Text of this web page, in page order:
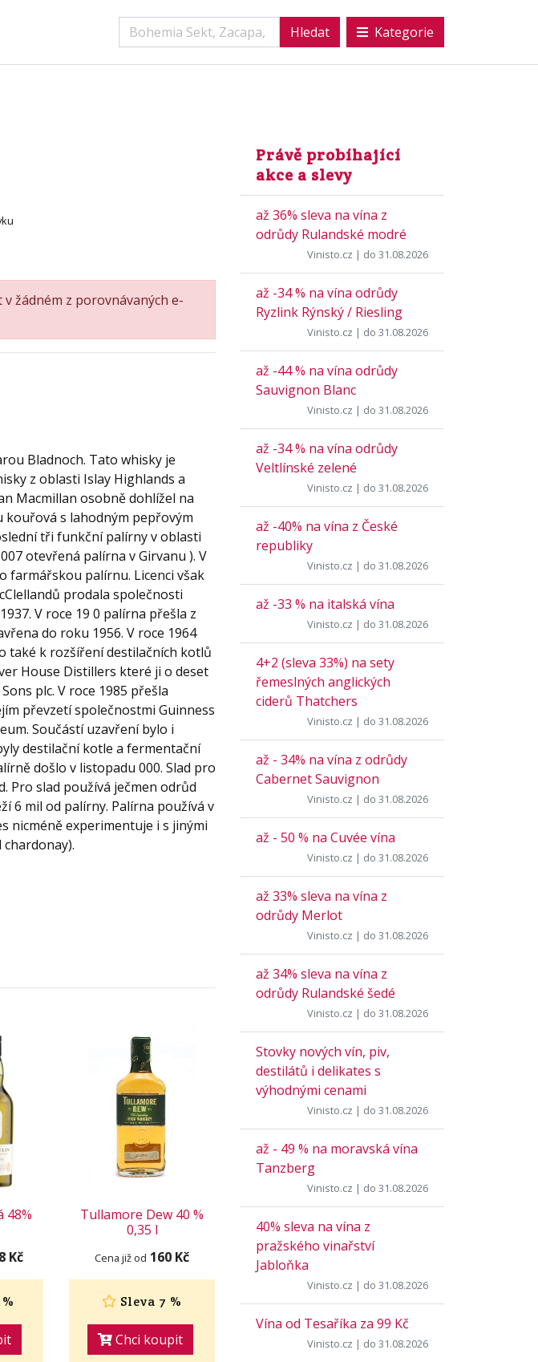
Kategorie
žádném z porovnávaných e-
Bladnoch. Tato whisky je
z oblasti Islay Highlands a
Macmillan osobně dohlížel na
kouřová s lahodným pepřovým
tři funkční palírny v oblasti
otevřená palírna v Girvanu ). V
farmářskou palírnu. Licenci však
prodala společnosti
V roce 19 0 palírna přešla z
do roku 1956. V roce 1964
také k rozšíření destilačních kotlů
House Distillers které ji o deset
plc. V roce 1985 přešla
převzetí společnostmi Guinness
Součástí uzavření bylo i
destilační kotle a fermentační
došlo v listopadu 000. Slad pro
Pro slad používá ječmen odrůd
6 mil od palírny. Palírna používá v
nicméně experimentuje i s jinými
48%
Kč
Tullamore Dew 40 %
0,35 l
Cena již od 160 Kč
Sleva 7 %
Chci koupit
Právě probíhající
akce a slevy
až 36% sleva na vína z
odrůdy Rulandské modré
Vinisto.cz | do 31.08.2026
až -34 % na vína odrůdy
Ryzlink Rýnský / Riesling
Vinisto.cz | do 31.08.2026
až -44 % na vína odrůdy
Sauvignon Blanc
Vinisto.cz | do 31.08.2026
až -34 % na vína odrůdy
Veltlínské zelené
Vinisto.cz | do 31.08.2026
až -40% na vína z České
republiky
Vinisto.cz | do 31.08.2026
až -33 % na italská vína
Vinisto.cz | do 31.08.2026
4+2 (sleva 33%) na sety
řemeslných anglických
ciderů Thatchers
Vinisto.cz | do 31.08.2026
až - 34% na vína z odrůdy
Cabernet Sauvignon
Vinisto.cz | do 31.08.2026
až - 50 % na Cuvée vína
Vinisto.cz | do 31.08.2026
až 33% sleva na vína z
odrůdy Merlot
Vinisto.cz | do 31.08.2026
až 34% sleva na vína z
odrůdy Rulandské šedé
Vinisto.cz | do 31.08.2026
Stovky nových vín, piv,
destilátů i delikates s
výhodnými cenami
Vinisto.cz | do 31.08.2026
až - 49 % na moravská vína
Tanzberg
Vinisto.cz | do 31.08.2026
40% sleva na vína z
pražského vinařství
Jabloňka
Vinisto.cz | do 31.08.2026
Vína od Tesaříka za 99 Kč
Vinisto.cz | do 31.08.2026